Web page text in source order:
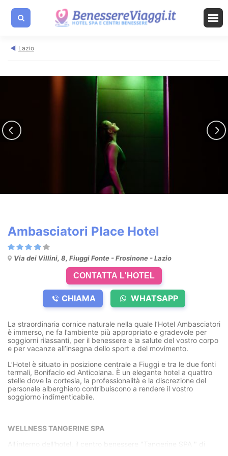
Lazio
Ambasciatori Place Hotel
Via dei Villini, 8, Fiuggi Fonte - Frosinone - Lazio
CONTATTA L'HOTEL
CHIAMA WHATSAPP
La straordinaria cornice naturale nella quale l’Hotel Ambasciatori
è immerso, ne fa l’ambiente più appropriato e gradevole per
soggiorni rilassanti, per il benessere e la salute del vostro corpo
e per vacanze all’insegna dello sport e del movimento.
L’Hotel è situato in posizione centrale a Fiuggi e tra le due fonti
termali, Bonifacio ed Anticolana. È un elegante hotel a quattro
stelle dove la cortesia, la professionalità e la discrezione del
personale alberghiero contribuiscono a rendere il vostro
soggiorno indimenticabile.
WELLNESS TANGERINE SPA
All'interno dell'hotel, il centro benessere "Tangerine SPA " di